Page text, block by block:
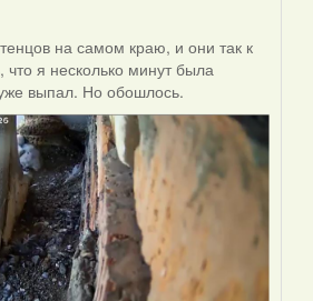
на самом краю, и они так к
что я несколько минут была
выпал. Но обошлось.